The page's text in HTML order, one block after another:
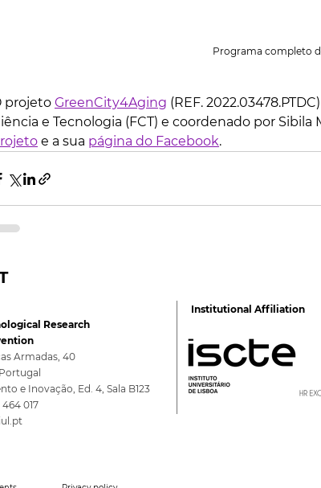
Programa completo
projeto GreenCity4Aging (REF.
e Tecnologia (FCT) e coordenado por Sibila
e a sua página do Facebook.
Research
Armadas, 40
e Inovação, Ed. 4, Sala B123
464 017
Institutional Affiliation